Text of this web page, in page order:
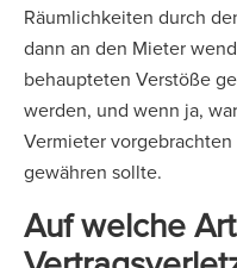
Räumlichkeiten durch
dann an den Mieter
behaupteten Verstöße
werden, und wenn ja,
Vermieter
gewähren sollte.
Auf welche